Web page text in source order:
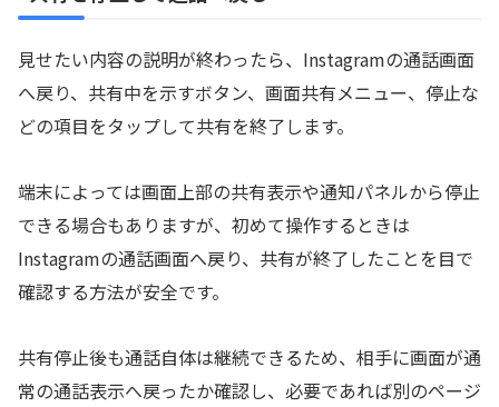
見せたい内容の説明が終わったら、Instagramの通話画面
へ戻り、共有中を示すボタン、画面共有メニュー、停止な
どの項目をタップして共有を終了します。
端末によっては画面上部の共有表示や通知パネルから停止
できる場合もありますが、初めて操作するときは
Instagramの通話画面へ戻り、共有が終了したことを目で
確認する方法が安全です。
共有停止後も通話自体は継続できるため、相手に画面が通
常の通話表示へ戻ったか確認し、必要であれば別のページ